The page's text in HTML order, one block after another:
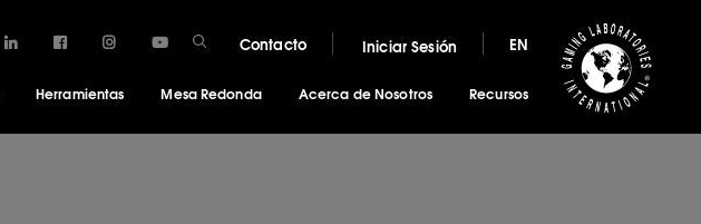
Contacto Iniciar Sesión EN
Herramientas Mesa Redonda Acerca de Nosotros Recursos